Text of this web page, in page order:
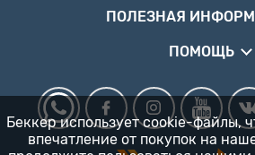
ПОЛЕЗНАЯ
ПОМОЩЬ
Беккер использует cookie-файлы,
впечатление от покупок на